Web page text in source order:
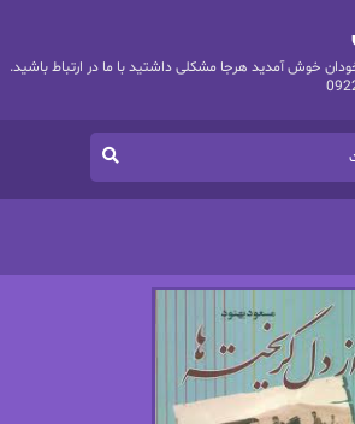
خوش آمدید هرجا مشکلی داشتید با ما در ارتباط باشید.